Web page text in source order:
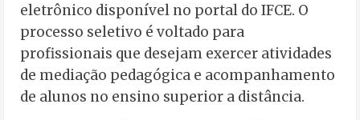
eletrônico disponível no portal do IFCE. O
processo seletivo é voltado para
profissionais que desejam exercer atividades
de mediação pedagógica e acompanhamento
de alunos no ensino superior a distância.